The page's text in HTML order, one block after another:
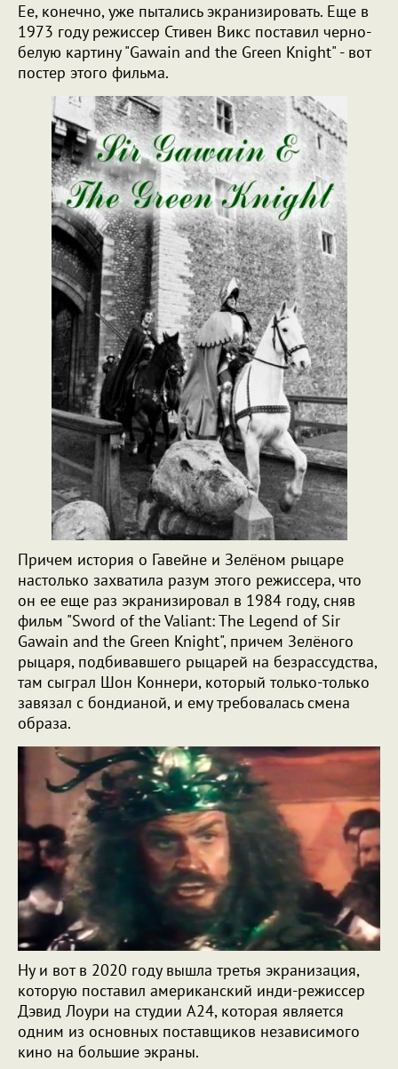
Ее, конечно, уже пытались экранизировать. Еще в
1973 году режиссер Стивен Викс поставил черно-
белую картину "Gawain and the Green Knight" - вот
постер этого фильма.
Причем история о Гавейне и Зелёном рыцаре
настолько захватила разум этого режиссера, что
он ее еще раз экранизировал в 1984 году, сняв
фильм "Sword of the Valiant: The Legend of Sir
Gawain and the Green Knight", причем Зелёного
рыцаря, подбивавшего рыцарей на безрассудства,
там сыграл Шон Коннери, который только-только
завязал с бондианой, и ему требовалась смена
образа.
Ну и вот в 2020 году вышла третья экранизация,
которую поставил американский инди-режиссер
Дэвид Лоури на студии A24, которая является
одним из основных поставщиков независимого
кино на большие экраны.